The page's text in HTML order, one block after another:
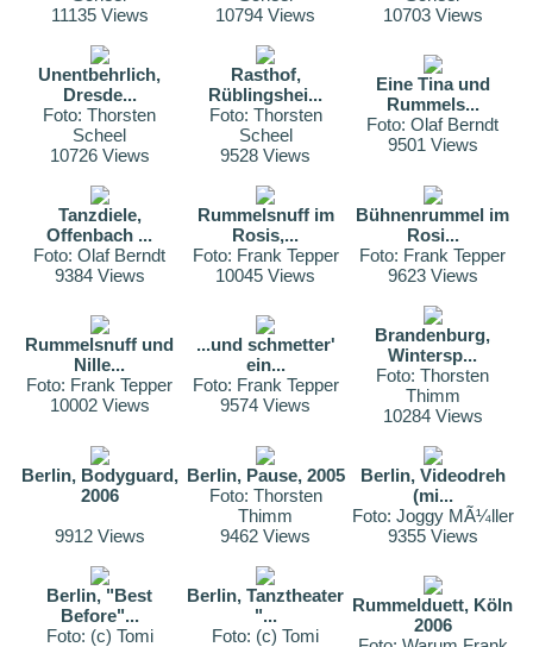
11135 Views
10794 Views
10703 Views
Unentbehrlich,
Dresde...
Foto: Thorsten
Scheel
10726 Views
Rasthof,
Rüblingshei...
Foto: Thorsten
Scheel
9528 Views
Eine Tina und
Rummels...
Foto: Olaf Berndt
9501 Views
Tanzdiele,
Offenbach ...
Foto: Olaf Berndt
9384 Views
Rummelsnuff im
Rosis,...
Foto: Frank Tepper
10045 Views
Bühnenrummel im
Rosi...
Foto: Frank Tepper
9623 Views
Rummelsnuff und
Nille...
Foto: Frank Tepper
10002 Views
...und schmetter'
ein...
Foto: Frank Tepper
9574 Views
Brandenburg,
Wintersp...
Foto: Thorsten
Thimm
10284 Views
Berlin, Bodyguard,
2006
9912 Views
Berlin, Pause, 2005
Foto: Thorsten
Thimm
9462 Views
Berlin, Videodreh
(mi...
Foto: Joggy MÃ¼ller
9355 Views
Berlin, "Best
Before"...
Foto: (c) Tomi
Berlin, Tanztheater
"...
Foto: (c) Tomi
Rummelduett, Köln
2006